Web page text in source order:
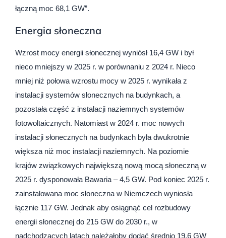
łączną moc 68,1 GW”.
Energia słoneczna
Wzrost mocy energii słonecznej wyniósł 16,4 GW i był
nieco mniejszy w 2025 r. w porównaniu z 2024 r. Nieco
mniej niż połowa wzrostu mocy w 2025 r. wynikała z
instalacji systemów słonecznych na budynkach, a
pozostała część z instalacji naziemnych systemów
fotowoltaicznych. Natomiast w 2024 r. moc nowych
instalacji słonecznych na budynkach była dwukrotnie
większa niż moc instalacji naziemnych. Na poziomie
krajów związkowych największą nową mocą słoneczną w
2025 r. dysponowała Bawaria – 4,5 GW. Pod koniec 2025 r.
zainstalowana moc słoneczna w Niemczech wyniosła
łącznie 117 GW. Jednak aby osiągnąć cel rozbudowy
energii słonecznej do 215 GW do 2030 r., w
nadchodzących latach należałoby dodać średnio 19,6 GW